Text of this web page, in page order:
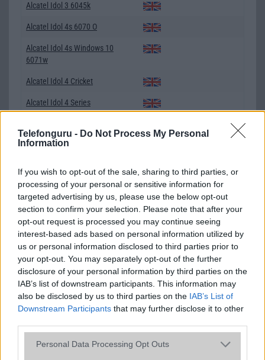
Telefonguru - Do Not Process My Personal
Information
If you wish to opt-out of the sale, sharing to third parties, or
processing of your personal or sensitive information for
targeted advertising by us, please use the below opt-out
section to confirm your selection. Please note that after your
opt-out request is processed you may continue seeing
interest-based ads based on personal information utilized by
us or personal information disclosed to third parties prior to
your opt-out. You may separately opt-out of the further
disclosure of your personal information by third parties on the
IAB’s list of downstream participants. This information may
also be disclosed by us to third parties on the IAB’s List of
Downstream Participants that may further disclose it to other
Please note that this website/app uses one or more Google
Personal Data Processing Opt Outs
Alcatel Idol 3 6045k
Alcatel Idol 4s 6070 O
Alcatel Idol 4s Windows 10
6071w
Alcatel Idol 4 Cricket
Alcatel Idol 4 Series
Alcatel Idol 5 6058d
Alcatel Miss Sixty
Alcatel One Touch 20.01
Alcatel One Touch 112
Alcatel One Touch 113
Alcatel One Touch 213
Alcatel One Touch 222
Alcatel One Touch 223